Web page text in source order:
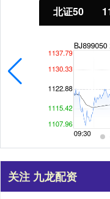
北证50
关注 九龙配资